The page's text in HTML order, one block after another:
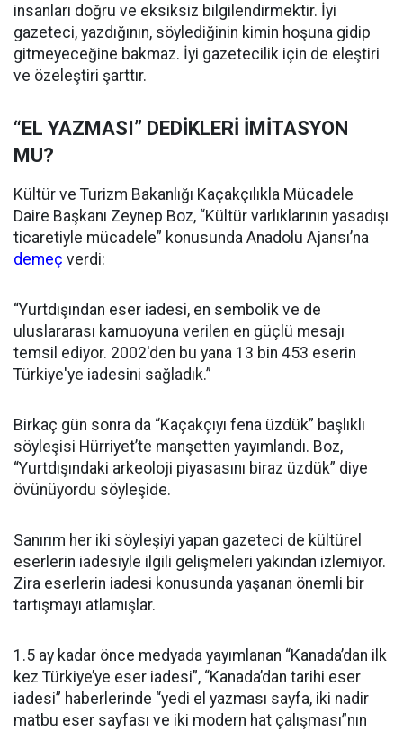
insanları doğru ve eksiksiz bilgilendirmektir. İyi
gazeteci, yazdığının, söylediğinin kimin hoşuna gidip
gitmeyeceğine bakmaz. İyi gazetecilik için de eleştiri
ve özeleştiri şarttır.
“EL YAZMASI” DEDİKLERİ İMİTASYON
MU?
Kültür ve Turizm Bakanlığı Kaçakçılıkla Mücadele
Daire Başkanı Zeynep Boz, “Kültür varlıklarının yasadışı
ticaretiyle mücadele” konusunda Anadolu Ajansı’na
demeç verdi:
“Yurtdışından eser iadesi, en sembolik ve de
uluslararası kamuoyuna verilen en güçlü mesajı
temsil ediyor. 2002'den bu yana 13 bin 453 eserin
Türkiye'ye iadesini sağladık.”
Birkaç gün sonra da “Kaçakçıyı fena üzdük” başlıklı
söyleşisi Hürriyet’te manşetten yayımlandı. Boz,
“Yurtdışındaki arkeoloji piyasasını biraz üzdük” diye
övünüyordu söyleşide.
Sanırım her iki söyleşiyi yapan gazeteci de kültürel
eserlerin iadesiyle ilgili gelişmeleri yakından izlemiyor.
Zira eserlerin iadesi konusunda yaşanan önemli bir
tartışmayı atlamışlar.
1.5 ay kadar önce medyada yayımlanan “Kanada’dan ilk
kez Türkiye’ye eser iadesi”, “Kanada’dan tarihi eser
iadesi” haberlerinde “yedi el yazması sayfa, iki nadir
matbu eser sayfası ve iki modern hat çalışması”nın